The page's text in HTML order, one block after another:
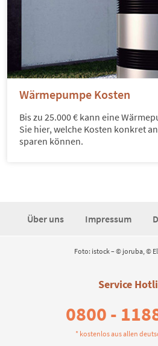
Wärmepumpe Kosten
Bis zu 25.000 € kann eine
Sie hier, welche Kosten konkret
sparen können.
Über uns Impressum
Foto: istock – © joruba, ©
Service
0800 -
* kostenlos aus allen